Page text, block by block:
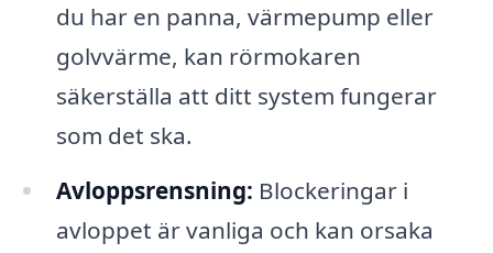
du har en panna, värmepump eller
golvvärme, kan rörmokaren
säkerställa att ditt system fungerar
som det ska.
Avloppsrensning: Blockeringar i
avloppet är vanliga och kan orsaka